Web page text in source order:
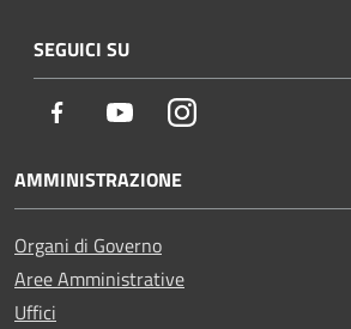
SEGUICI SU
Facebook YoutubeInstagram
AMMINISTRAZIONE
Organi di Governo
Aree Amministrative
Uffici